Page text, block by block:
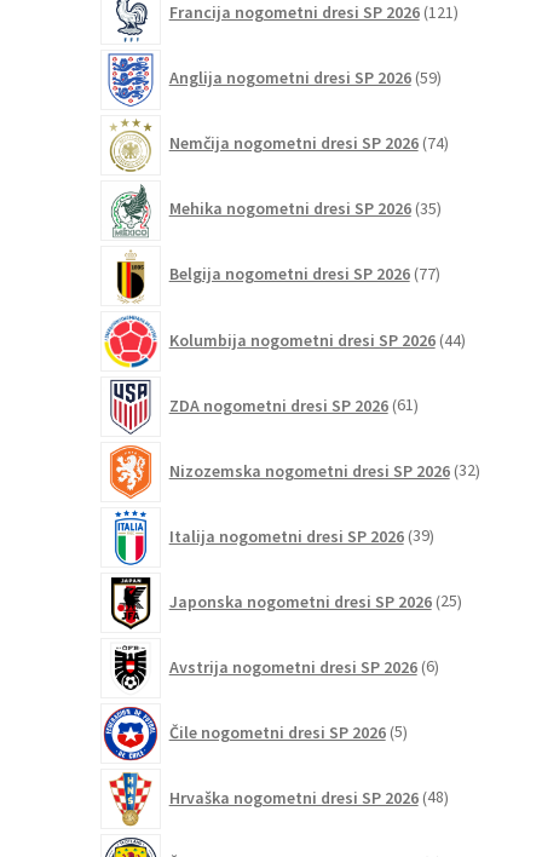
Francija nogometni dresi SP 2026 121izdelkov
Anglija nogometni dresi SP 2026 59izdelkov
Nemčija nogometni dresi SP 2026 74izdelkov
Mehika nogometni dresi SP 2026 35izdelkov
Belgija nogometni dresi SP 2026 77izdelkov
Kolumbija nogometni dresi SP 2026 44izdelkov
ZDA nogometni dresi SP 2026 61izdelkov
Nizozemska nogometni dresi SP 2026 32izdelkov
Italija nogometni dresi SP 2026 39izdelkov
Japonska nogometni dresi SP 2026 25izdelkov
Avstrija nogometni dresi SP 2026 6izdelkov
Čile nogometni dresi SP 2026 5izdelkov
Hrvaška nogometni dresi SP 2026 48izdelkov